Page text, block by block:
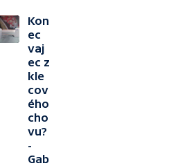
Kon
ec
vaj
ec z
kle
cov
ého
cho
vu?
-
Gab